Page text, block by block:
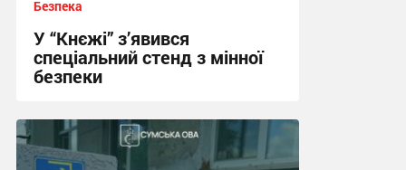
Безпека
У “Кнєжі” з’явився
спеціальний стенд з мінної
безпеки
17:24, 14.07.2026